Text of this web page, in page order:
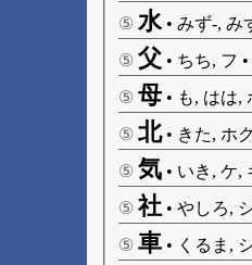
⑤ 水• みず-, み
⑤ 父 • ちち, フ •
⑤ 母 • も, はは,
⑤ 北• きた, ホク
⑤ 気 • いき, ケ,
⑤ 社 • やしろ,
⑤ 車 • くるま,